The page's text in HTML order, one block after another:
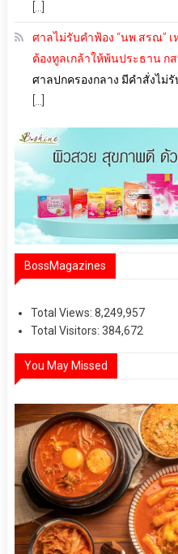
[…]
ศาลไม่รับคำฟ้อง “นพ.สรณ”
ต้องทูลเกล้าให้พ้นประธาน ก
ศาลปกครองกลาง มีคำสั่งไม่
[…]
BossMagazines
Total Views: 8,249,957
Total Visitors: 384,672
You May Missed